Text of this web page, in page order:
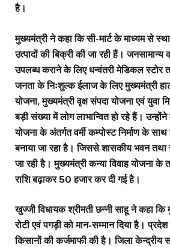
है।
मुख्यमंत्री ने कहा कि सी-मार्ट के माध्यम से
उत्पादों की बिक्री की जा रही हैं। जनसामान्य
उपलब्ध कराने के लिए धन्वंतरी मेडिकल स्टोर
जनता के निःशुल्क ईलाज के लिए मुख्यमंत्री
योजना, मुख्यमंत्री वृक्ष संपदा योजना एवं युवा
बड़ी संख्या में लोग लाभान्वित हो रहे हैं।
योजना के अंतर्गत वर्मी कम्पोस्ट निर्माण के
बनाया जा रहा है। जिससे शासकीय भवन
जा रही है। मुख्यमंत्री कन्या विवाह योजना
राशि बढ़ाकर 50 हजार कर दी गई है।
खुज्जी विधायक श्रीमती छन्नी साहू ने कहा
रोटी एवं पगड़ी को मान-सम्मान दिया है।
किसानों की कर्जमाफी की है। जिला केन्द्रीय